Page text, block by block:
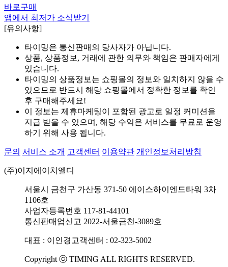
바로구매
앱에서 최저가 소식받기
[유의사항]
타이밍은 통신판매의 당사자가 아닙니다.
상품, 상품정보, 거래에 관한 의무와 책임은 판매자에게
있습니다.
타이밍의 상품정보는 쇼핑몰의 정보와 일치하지 않을 수
있으므로 반드시 해당 쇼핑몰에서 정확한 정보를 확인
후 구매해주세요!
이 정보는 제휴마케팅이 포함된 광고로 일정 커미션을
지급 받을 수 있으며, 해당 수익은 서비스를 무료로 운영
하기 위해 사용 됩니다.
문의 서비스 소개 고객센터 이용약관 개인정보처리방침
(주)이지에이치엘디
서울시 금천구 가산동 371-50 에이스하이엔드타워 3차
1106호
사업자등록번호 117-81-44101
통신판매업신고 2022-서울금천-3089호
대표 : 이인경 고객센터 : 02-323-5002
Copyright ⓒ TIMING ALL RIGHTS RESERVED.